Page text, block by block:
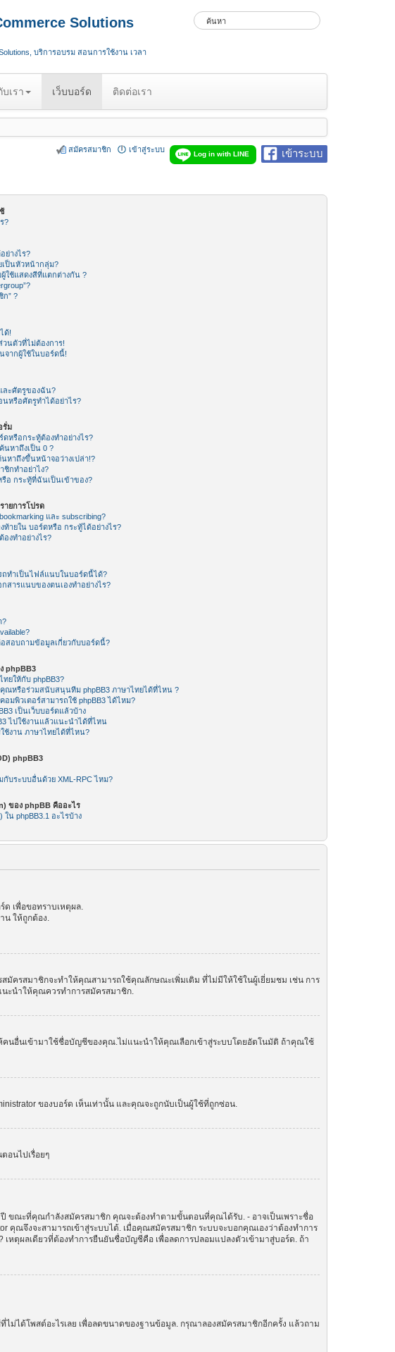
Solutions
บริการอบรม สอนการใช้งาน เวลา
เรา เว็บบอร์ด ติดต่อเรา
เข้าระบบ
Log in with LINE
เข้าสู่ระบบ
สมัครสมาชิก
?
ย่างไร?
เป็นหัวหน้ากลุ่ม?
ผู้ใช้แสดงสีที่แตกต่างกัน ?
ก” ?
ด้!
นตัวที่ไม่ต้องการ!
จากผู้ใช้ในบอร์ดนี้!
ละศัตรูของฉัน?
นหรือศัตรูทำได้อย่าไร?
รั่ม
หรือกระทู้ต้องทำอย่างไร?
นหาถึงเป็น 0 ?
หาถึงขึ้นหน้าจอว่างเปล่า!?
ชิกทำอย่าไง?
อ กระทู้ที่ฉันเป็นเข้าของ?
ายการโปรด
และ subscribing?
ายใน บอร์ดหรือ กระทู้ได้อย่างไร?
องทำอย่างไร?
ถทำเป็นไฟล์แนบในบอร์ดนี้ได้?
สารแนบของตนเองทำอย่างไร?
?
สอบถามข้อมูลเกี่ยวกับบอร์ดนี้?
phpBB3
ยให้กับ phpBB3?
ณหรือร่วมสนับสนุนทีม phpBB3 ภาษาไทยได้ที่ไหน ?
อมพิวเตอร์สามารถใช้ phpBB3 ได้ไหม?
เป็นเว็บบอร์ดแล้วบ้าง
ไปใช้งานแล้วแนะนำได้ที่ไหน
ช้งาน ภาษาไทยได้ที่ไหน?
phpBB3
กับระบบอื่นด้วย XML-RPC ไหม?
ของ phpBB คืออะไร
ใน phpBB3.1 อะไรบ้าง
เพื่อขอทราบเหตุผล.
น ให้ถูกต้อง.
มัครสมาชิกจะทำให้คุณสามารถใช้คุณลักษณะเพิ่มเติม ที่ไม่มีให้ใช้ในผู้เยี่ยมชม เช่น การ
นะนำให้คุณควรทำการสมัครสมาชิก.
นอื่นเข้ามาใช้ชื่อบัญชีของคุณ.ไม่แนะนำให้คุณเลือกเข้าสู่ระบบโดยอัตโนมัติ ถ้าคุณใช้
ของบอร์ด เห็นเท่านั้น และคุณจะถูกนับเป็นผู้ใช้ที่ถูกซ่อน.
อนไปเรื่อยๆ
ขณะที่คุณกำลังสมัครสมาชิก คุณจะต้องทำตามขั้นตอนที่คุณได้รับ. - อาจเป็นเพราะชื่อ
ณจึงจะสามารถเข้าสู่ระบบได้. เมื่อคุณสมัครสมาชิก ระบบจะบอกคุณเองว่าต้องทำการ
ตุผลเดียวที่ต้องทำการยืนยันชื่อบัญชีคือ เพื่อลดการปลอมแปลงตัวเข้ามาสู่บอร์ด. ถ้า
ม่ได้โพสต์อะไรเลย เพื่อลดขนาดของฐานข้อมูล. กรุณาลองสมัครสมาชิกอีกครั้ง แล้วถาม